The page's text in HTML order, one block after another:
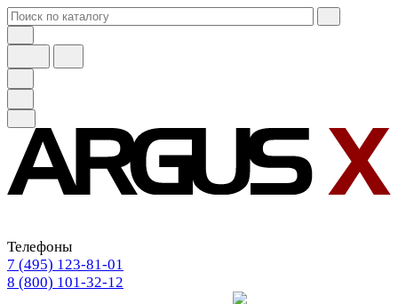
Телефоны
7 (495) 123-81-01
8 (800) 101-32-12